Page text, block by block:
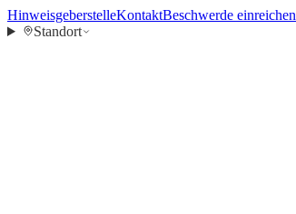
HinweisgeberstelleKontaktBeschwerde einreichen
Standort